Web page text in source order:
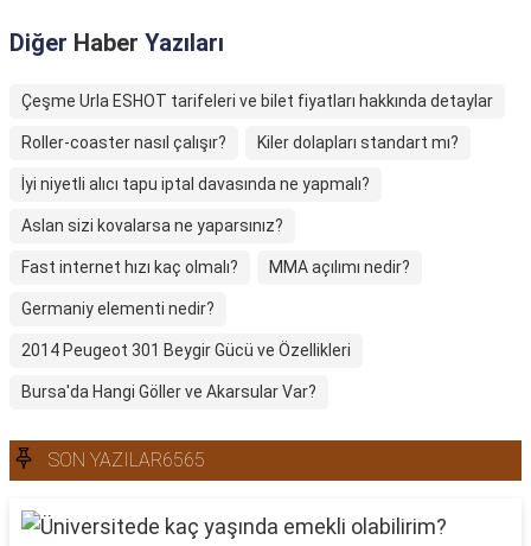
Diğer Haber Yazıları
Çeşme Urla ESHOT tarifeleri ve bilet fiyatları hakkında detaylar
Roller-coaster nasıl çalışır? Kiler dolapları standart mı?
İyi niyetli alıcı tapu iptal davasında ne yapmalı?
Aslan sizi kovalarsa ne yaparsınız?
Fast internet hızı kaç olmalı? MMA açılımı nedir?
Germaniy elementi nedir?
2014 Peugeot 301 Beygir Gücü ve Özellikleri
Bursa'da Hangi Göller ve Akarsular Var?
SON YAZILAR6565